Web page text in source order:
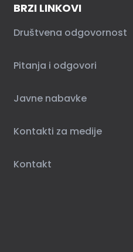
BRZI LINKOVI
Društvena odgovornost
Pitanja i odgovori
Javne nabavke
Kontakti za medije
Kontakt